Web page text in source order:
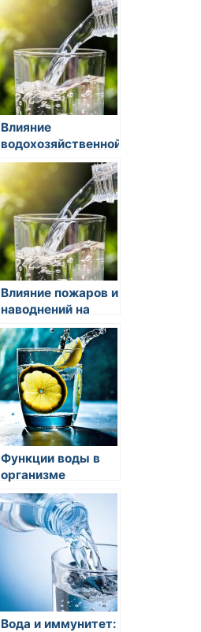
поддерживать
нормальную
работу
желудочно-
кишечного
тракта?
Влияние
водохозяйственной
инфраструктуры
на экологию рек и
озер
Влияние пожаров и
наводнений на
водные
экосистемы
Функции воды в
организме
Вода и иммунитет: